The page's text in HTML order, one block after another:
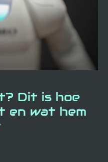
Dit is hoe
en wat hem